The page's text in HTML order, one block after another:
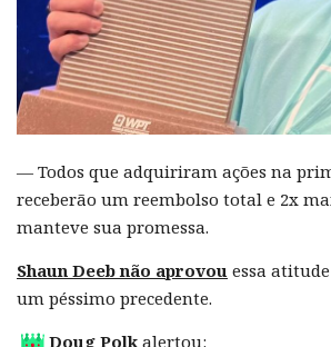
— Todos que adquiriram ações na
receberão um reembolso total e 2x
manteve sua promessa.
Shaun Deeb não aprovou essa
um péssimo precedente.
Doug Polk alertou: